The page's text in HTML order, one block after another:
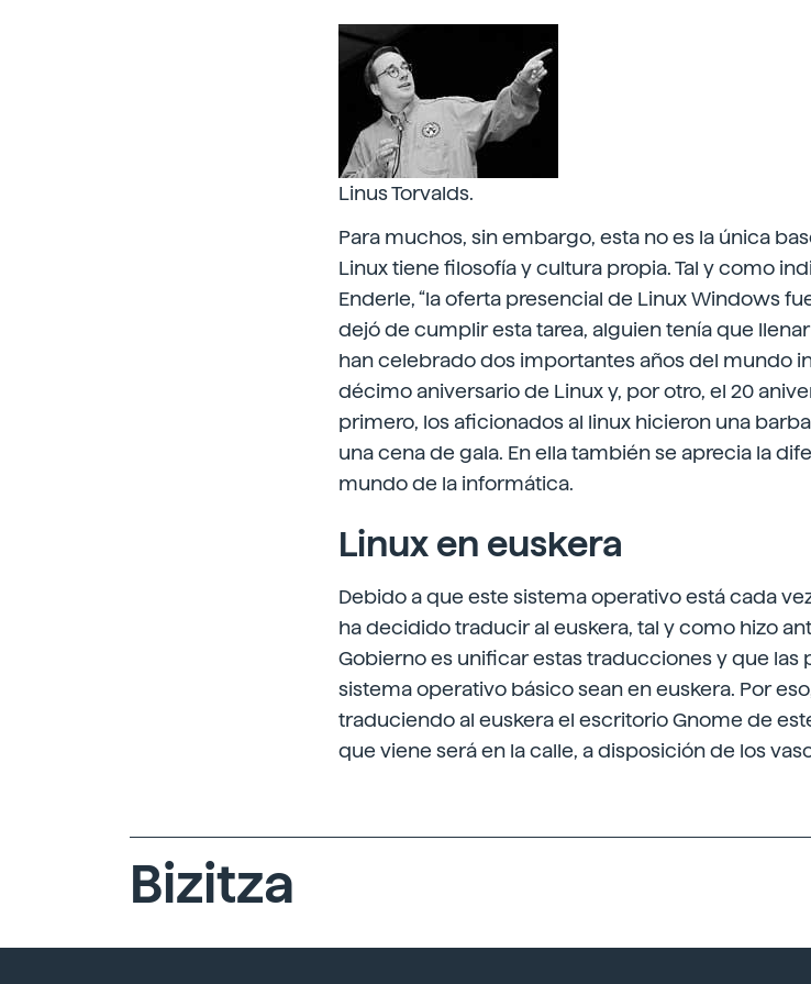
Linus Torvalds.
Para muchos, sin embargo, esta no es la única
Linux tiene filosofía y cultura propia. Tal y como
Enderle, “la oferta presencial de Linux Windows
dejó de cumplir esta tarea, alguien tenía que
han celebrado dos importantes años del mundo
décimo aniversario de Linux y, por otro, el 20
primero, los aficionados al linux hicieron una
una cena de gala. En ella también se aprecia la
mundo de la informática.
Linux en euskera
Debido a que este sistema operativo está cada
ha decidido traducir al euskera, tal y como hizo
Gobierno es unificar estas traducciones y que las
sistema operativo básico sean en euskera. Por
traduciendo al euskera el escritorio Gnome de
que viene será en la calle, a disposición de los
Bizitza